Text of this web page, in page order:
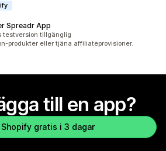
Spreadr App
testversion tillgänglig
produkter eller tjäna affiliateprovisioner.
till en app?
Shopify gratis i 3 dagar